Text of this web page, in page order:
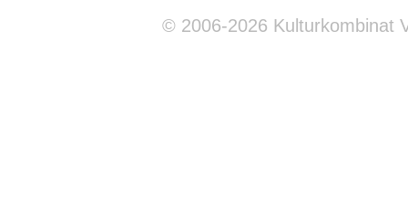
© 2006-2026